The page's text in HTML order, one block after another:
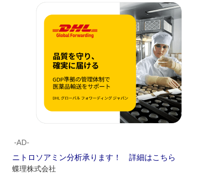
‐AD‐
ニトロソアミン分析承ります！ 詳細はこちら
蝶理株式会社